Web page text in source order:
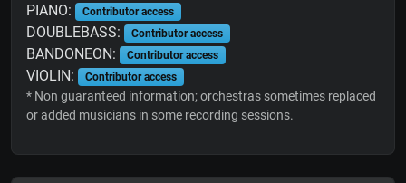
PIANO: Contributor access
DOUBLEBASS: Contributor access
BANDONEON: Contributor access
VIOLIN: Contributor access
* Non guaranteed information; orchestras sometimes replaced
or added musicians in some recording sessions.